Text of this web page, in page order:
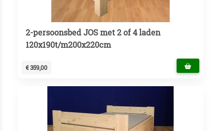
2-persoonsbed JOS met 2 of 4 laden
120x190t/m200x220cm
€ 359,00